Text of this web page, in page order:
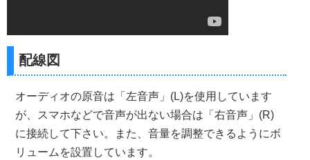
配線図
オーディオの原音は「左音声」(L)を使用しています
が、スマホなどで音声が出ない場合は「右音声」(R)
に接続して下さい。また、音量を調整できるようにボ
リュームを設置しています。